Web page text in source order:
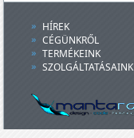
HÍREK
CÉGÜNKRŐL
TERMÉKEINK
SZOLGÁLTATÁSAINK